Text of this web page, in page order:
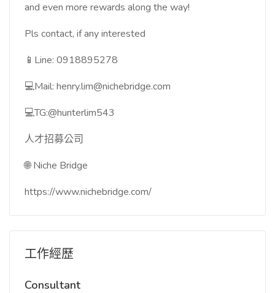
and even more rewards along the way!
Pls contact, if any interested
📱Line: 0918895278
💻Mail: henry.lim@nichebridge.com
💻TG:@hunterlim543
人才招募公司
🌐 Niche Bridge
https://www.nichebridge.com/
工作經歷
Consultant